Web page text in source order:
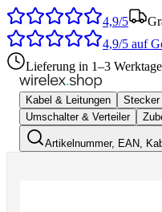
4,9/5
4,9/5 auf
Lieferung in 1–3
Kabel & Leitungen Stecker
Umschalter & Verteiler
Artikelnummer, EAN,